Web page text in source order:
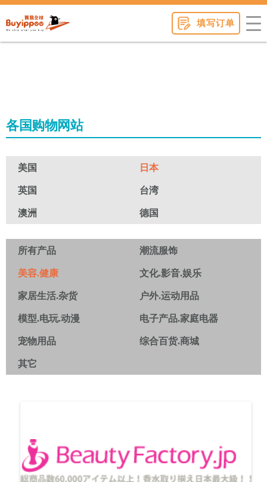
填写订单
各国购物网站
美国 日本
英国 台湾
澳洲 德国
所有产品 潮流服饰
美容.健康 文化.影音.娱乐
家居生活.杂货 户外.运动用品
模型.电玩.动漫 电子产品.家庭电器
宠物用品 综合百货.商城
其它